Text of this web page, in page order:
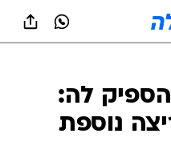
ב-2016 הספיק לה:
נוספת